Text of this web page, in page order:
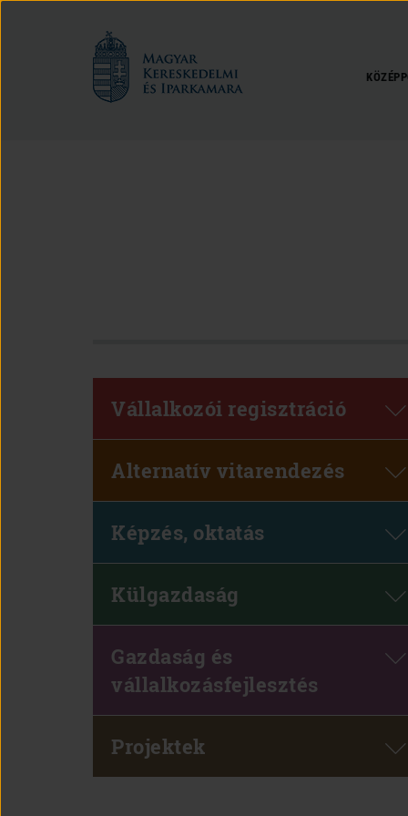
Magyar
Kereskedelmi
és
Iparkamara
Vállalkozói regisztráció
Alternatív vitarendezés
Képzés, oktatás
Külgazdaság
Gazdaság és
vállalkozásfejlesztés
Projektek